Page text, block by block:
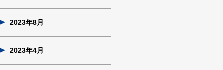
2023年8月
2023年4月